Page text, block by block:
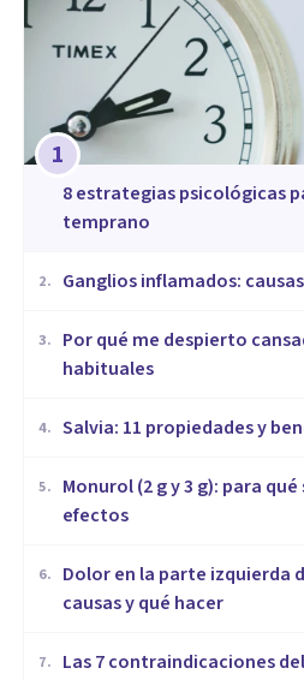
1
8 estrategias psicológicas
temprano
2. Ganglios inflamados:
3.
Por qué me despierto
habituales
4. Salvia: 11 propiedades y
5.
Monurol (2 g y 3 g): para
efectos
6.
Dolor en la parte izquierda
causas y qué hacer
7.
Las 7 contraindicaciones